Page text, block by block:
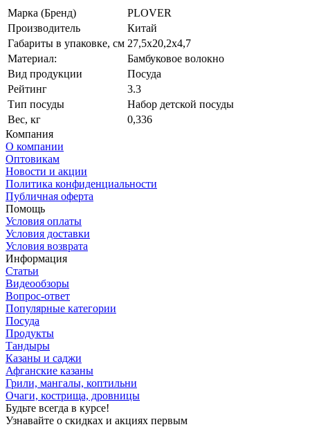
Марка (Бренд)
PLOVER
Производитель
Китай
Габариты в упаковке, см 27,5х20,2х4,7
Материал:
Бамбуковое волокно
Вид продукции
Посуда
Рейтинг
3.3
Тип посуды
Набор детской посуды
Вес, кг
0,336
Компания
О компании
Оптовикам
Новости и акции
Политика конфиденциальности
Публичная оферта
Помощь
Условия оплаты
Условия доставки
Условия возврата
Информация
Статьи
Видеообзоры
Вопрос-ответ
Популярные категории
Посуда
Продукты
Тандыры
Казаны и саджи
Афганские казаны
Грили, мангалы, коптильни
Очаги, кострища, дровницы
Будьте всегда в курсе!
Узнавайте о скидках и акциях первым